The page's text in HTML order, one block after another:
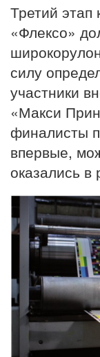
Третий этап
«Флексо»
силу
участники
«Макси
финалисты
впервые,
оказались в